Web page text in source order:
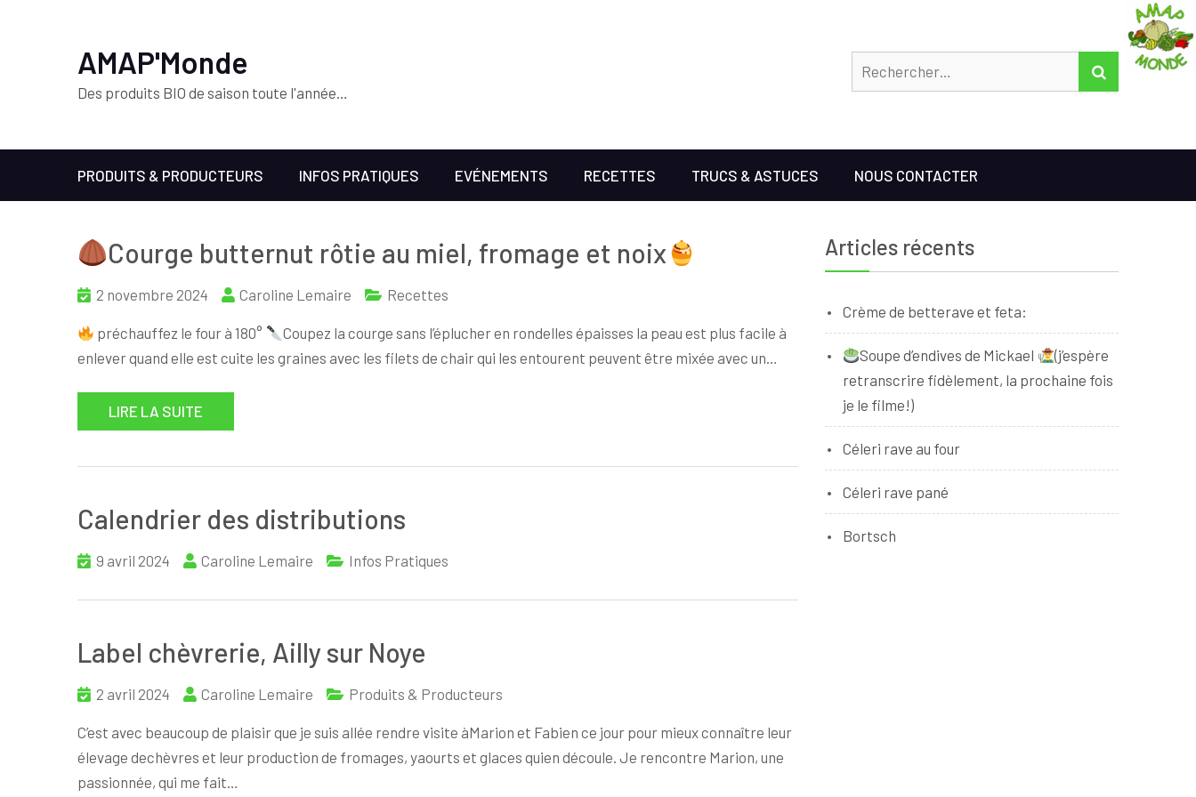
AMAP'Monde
Des produits BIO de saison toute l'année…
RECHERCHER
PRODUITS & PRODUCTEURS INFOS PRATIQUES EVÉNEMENTS RECETTES TRUCS & ASTUCES NOUS CONTACTER
Courge butternut rôtie au miel, fromage et noix
2 novembre 2024 Caroline Lemaire Recettes
préchauffez le four à 180°
Coupez la courge sans l’éplucher en rondelles épaisses la peau est plus facile à
enlever quand elle est cuite les graines avec les filets de chair qui les entourent peuvent être mixée avec un…
LIRE LA SUITE
Calendrier des distributions
9 avril 2024 Caroline Lemaire Infos Pratiques
Label chèvrerie, Ailly sur Noye
2 avril 2024 Caroline Lemaire Produits & Producteurs
C’est avec beaucoup de plaisir que je suis allée rendre visite àMarion et Fabien ce jour pour mieux connaître leur
élevage dechèvres et leur production de fromages, yaourts et glaces quien découle. Je rencontre Marion, une
passionnée, qui me fait…
Articles récents
Crème de betterave et feta:
Soupe d’endives de Mickael
(j’espère
retranscrire fidèlement, la prochaine fois
je le filme!)
Céleri rave au four
Céleri rave pané
Bortsch